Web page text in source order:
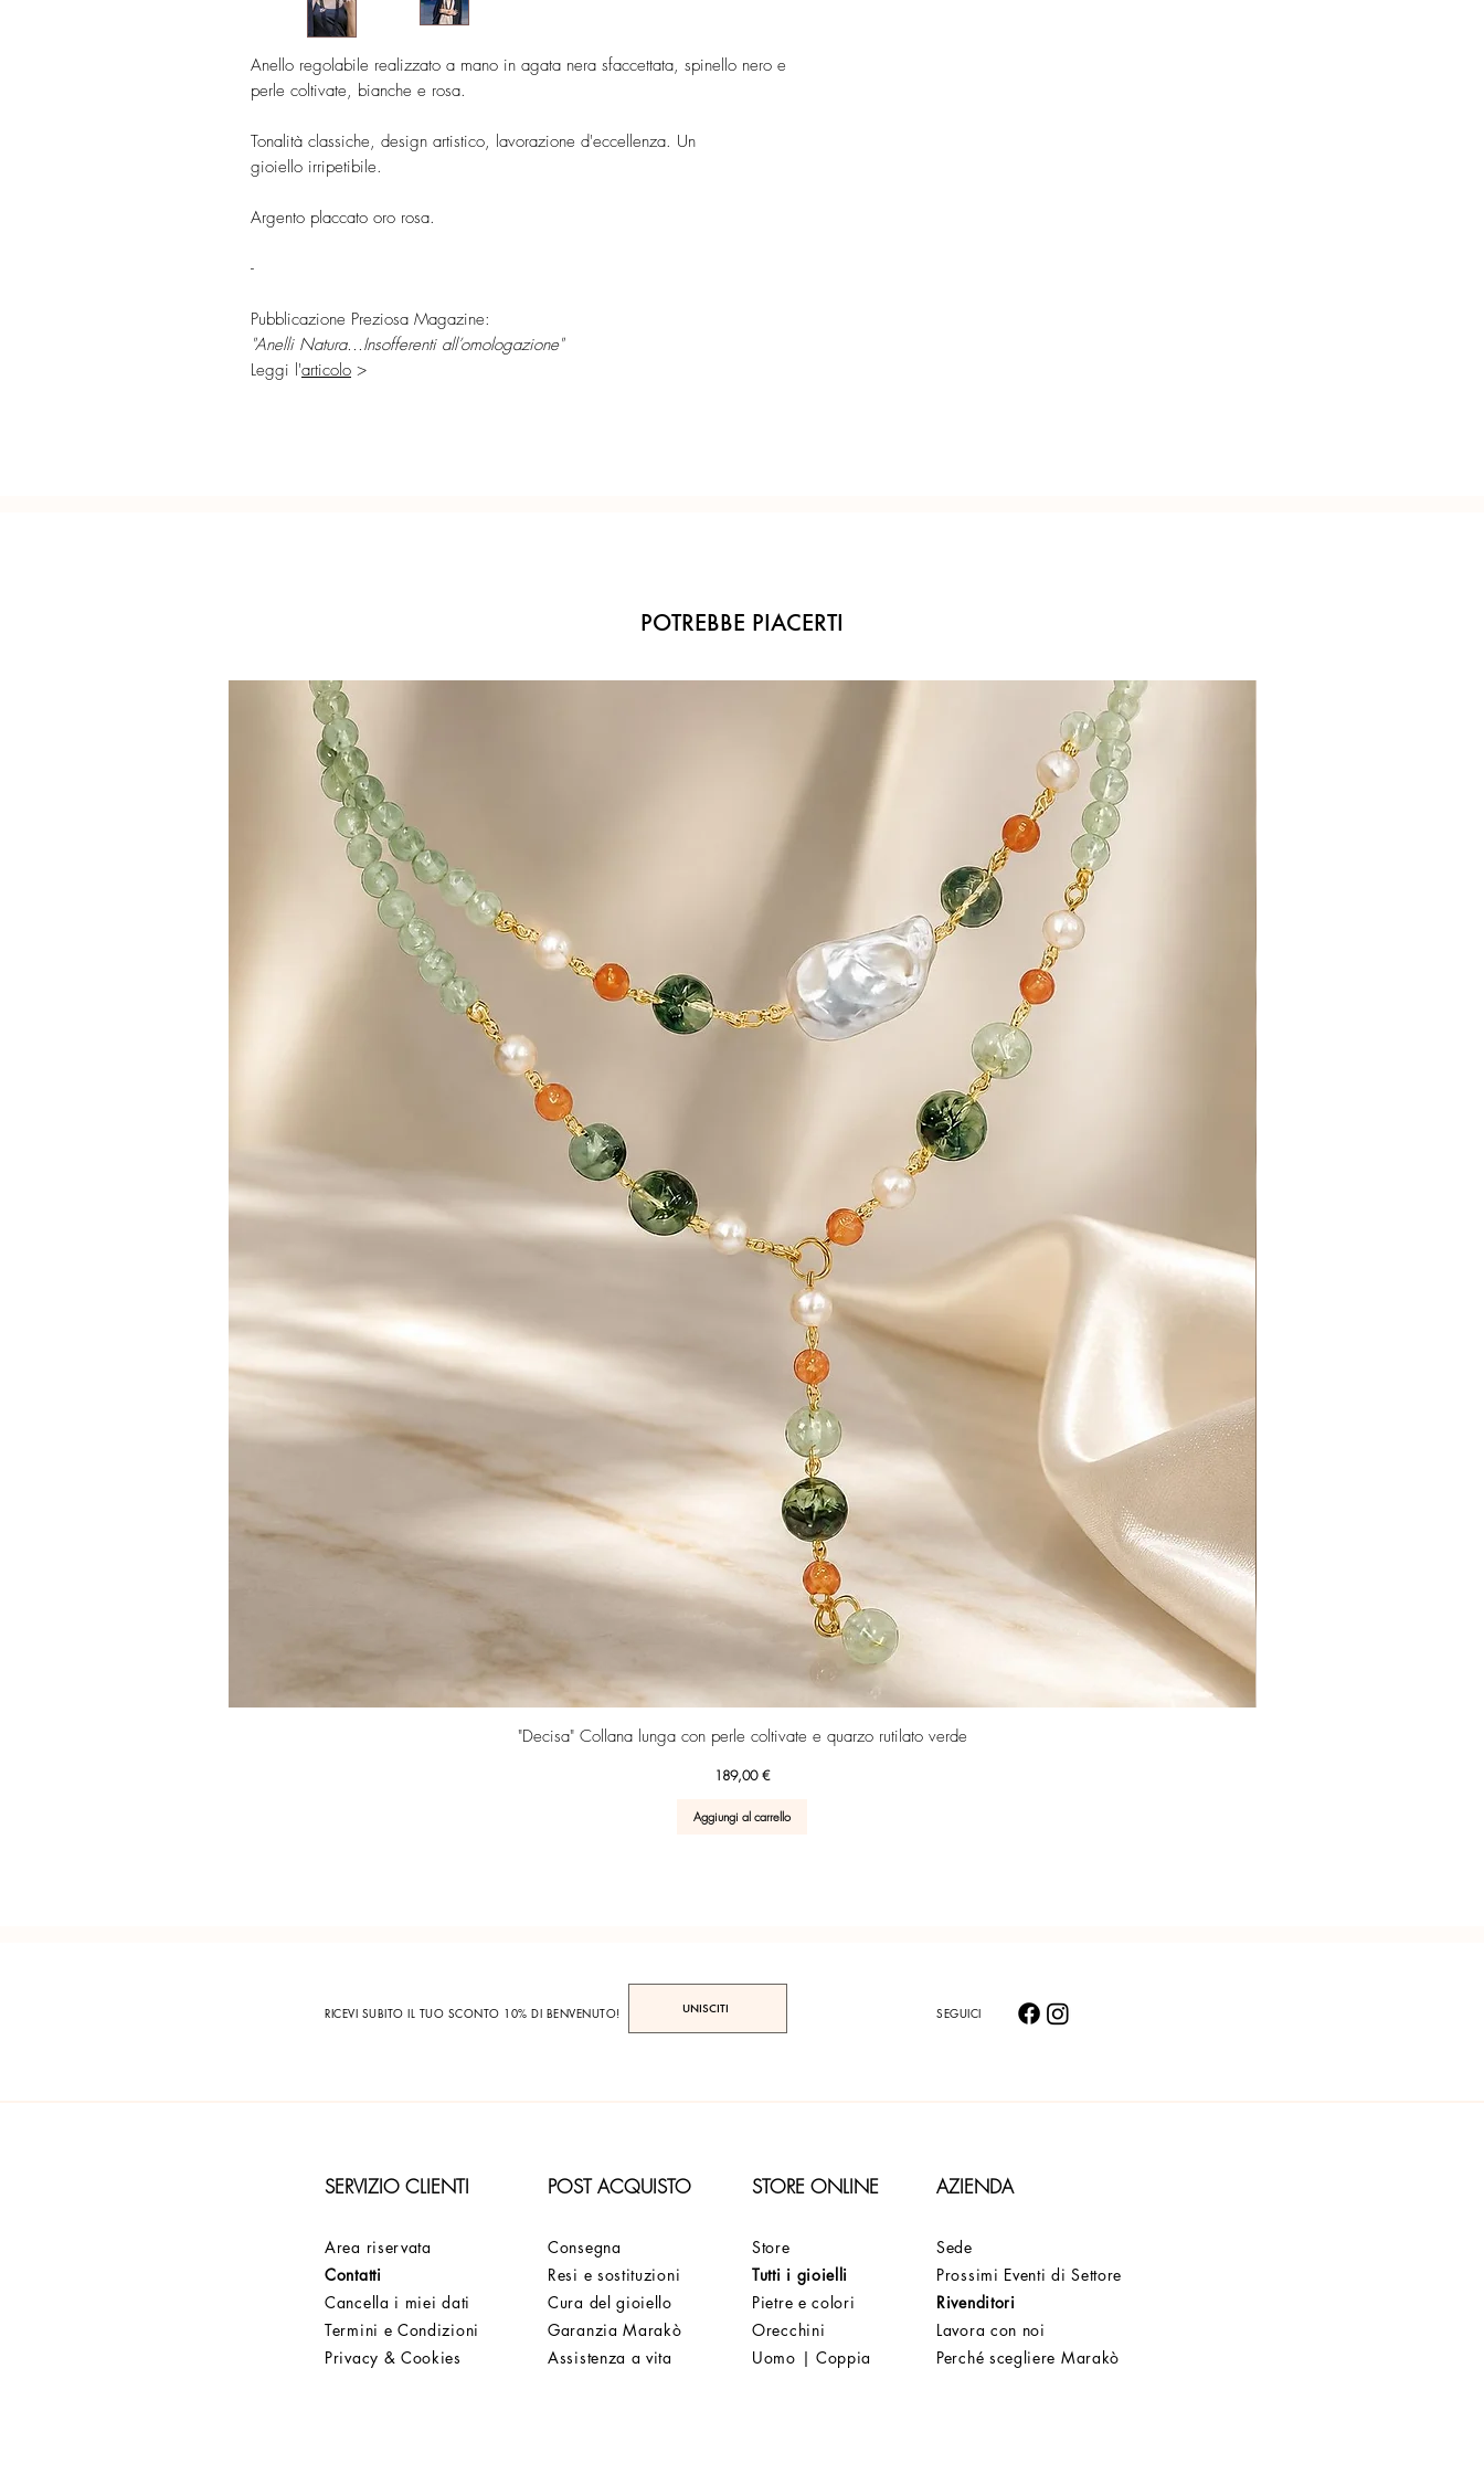
Anello regolabile realizzato a mano in agata nera sfaccettata, spinello nero e
perle coltivate, bianche e rosa.
Tonalità classiche, design artistico, lavorazione d'eccellenza. Un
gioiello irripetibile.
Argento placcato oro rosa.
-
Pubblicazione Preziosa Magazine:
"Anelli Natura...Insofferenti all’omologazione"
Leggi l'articolo >
POTREBBE PIACERTI
Vista rapida
"Decisa" Collana lunga con perle coltivate e quarzo rutilato verde
Prezzo
189,00 €
Aggiungi al carrello
RICEVI SUBITO IL TUO SCONTO 10% DI BENVENUTO! UNISCITI SEGUICI
SERVIZIO CLIENTI POST ACQUISTO STORE ONLINE AZIENDA
Area riservata
Contatti
Cancella i miei dati
Termini e Condizioni
Privacy & Cookies
Consegna
Resi e sostituzioni
Cura del gioiello
Garanzia Marakò
Assistenza a vita
Store
Tutti i gioielli
Pietre e colori
Orecchini
Uomo | Coppia
Sede
Prossimi Eventi di Settore
Rivenditori
Lavora con noi
Perché scegliere Marakò